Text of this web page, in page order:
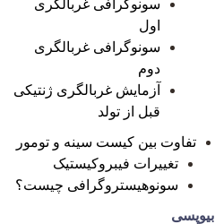
سونوگرافی غربالگری
اول
سونوگرافی غربالگری
دوم
آزمایش غربالگری ژنتیکی
قبل از تولد
تفاوت بین کیست سینه و تومور
تغییرات فیبروکیستیک
سونوهیستروگرافی چیست؟
بیوپسی